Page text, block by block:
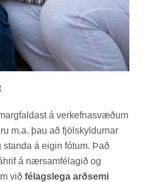
á verk­efna­svæð­um
m.a. þau að fjöl­skyld­urn­ar
standa á eig­in fót­um. Það
á nærsam­fé­lag­ið og
við félagslega arðsemi